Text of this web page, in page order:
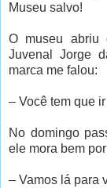
Museu salvo!
O museu abriu
Juvenal Jorge
marca me falou:
– Você tem que
No domingo
ele mora bem
– Vamos lá para